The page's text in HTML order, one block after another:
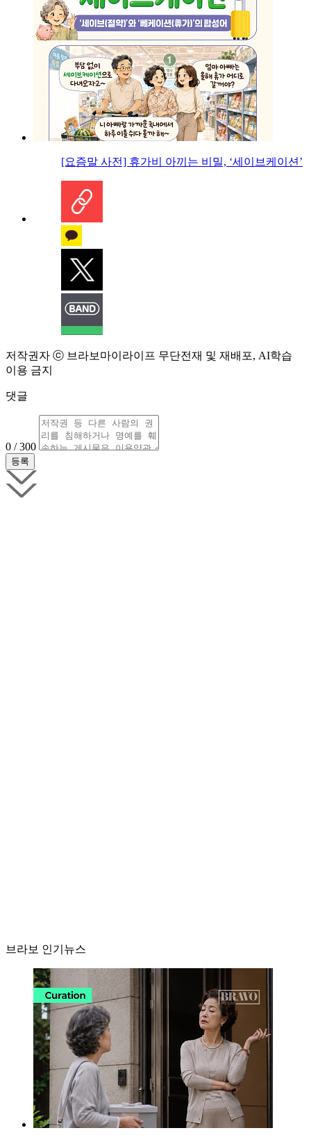
[요즘말 사전] 휴가비 아끼는 비밀, ‘세이브케이션’
저작권자 ⓒ 브라보마이라이프 무단전재 및 재배포, AI학습
이용 금지
댓글
0 / 300
브라보 인기뉴스